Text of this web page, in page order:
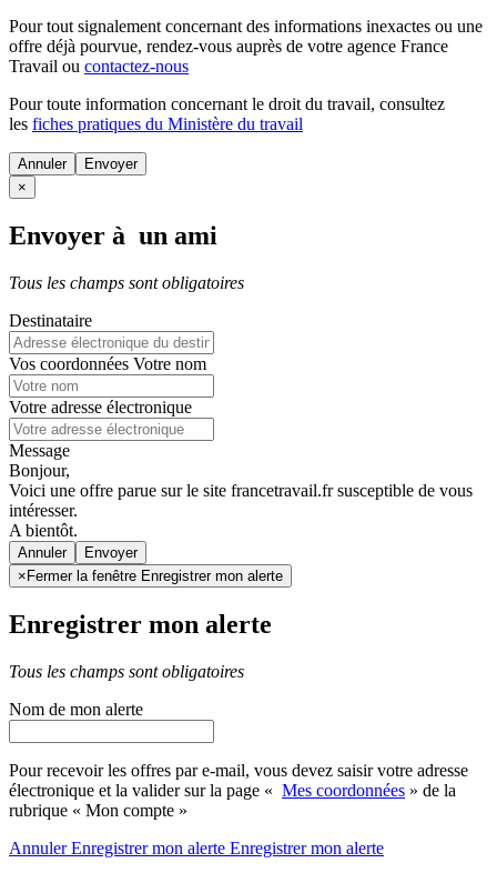
Pour tout signalement concernant des informations inexactes ou une
offre déjà pourvue, rendez-vous auprès de votre agence France
Travail ou contactez-nous
Pour toute information concernant le droit du travail, consultez
les fiches pratiques du Ministère du travail
Annuler
×
Envoyer à un ami
Tous les champs sont obligatoires
Destinataire
Vos coordonnées Votre nom
Votre adresse électronique
Message
Bonjour,
Voici une offre parue sur le site francetravail.fr susceptible de vous
intéresser.
A bientôt.
Annuler
× Fermer la fenêtre Enregistrer mon alerte
Enregistrer mon alerte
Tous les champs sont obligatoires
Nom de mon alerte
Pour recevoir les offres par e-mail, vous devez saisir votre adresse
électronique et la valider sur la page « Mes coordonnées » de la
rubrique « Mon compte »
AnnulerEnregistrer mon alerte Enregistrermon alerte